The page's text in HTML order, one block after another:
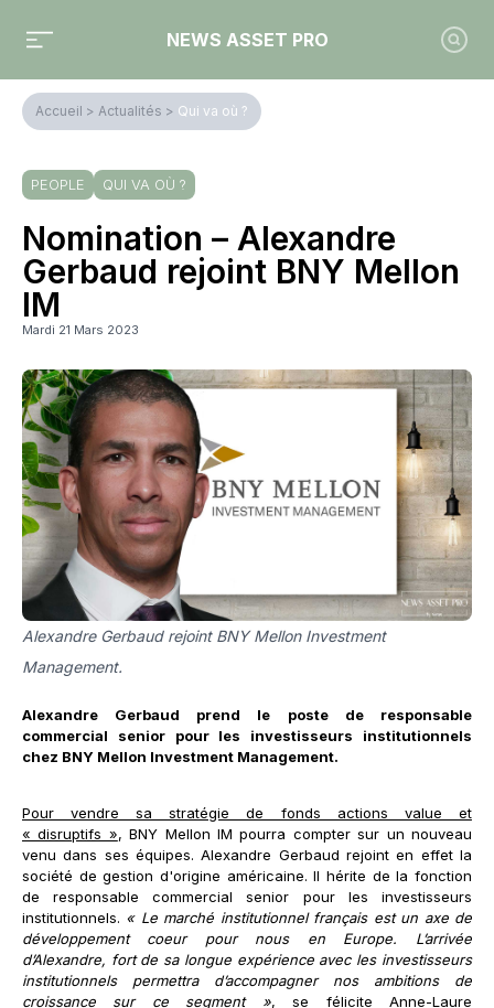
NEWS ASSET PRO
Accueil > Actualités > Qui va où ?
PEOPLE QUI VA OÙ ?
Nomination – Alexandre
Gerbaud rejoint BNY Mellon
IM
Mardi 21 Mars 2023
Alexandre Gerbaud rejoint BNY Mellon Investment
Management.
Alexandre Gerbaud prend le poste de responsable
commercial senior pour les investisseurs institutionnels
chez BNY Mellon Investment Management.
Pour vendre sa stratégie de fonds actions value et
« disruptifs », BNY Mellon IM pourra compter sur un nouveau
venu dans ses équipes. Alexandre Gerbaud rejoint en effet la
société de gestion d'origine américaine. Il hérite de la fonction
de responsable commercial senior pour les investisseurs
institutionnels. « Le marché institutionnel français est un axe de
développement coeur pour nous en Europe. L’arrivée
d’Alexandre, fort de sa longue expérience avec les investisseurs
institutionnels permettra d’accompagner nos ambitions de
croissance sur ce segment », se félicite Anne-Laure